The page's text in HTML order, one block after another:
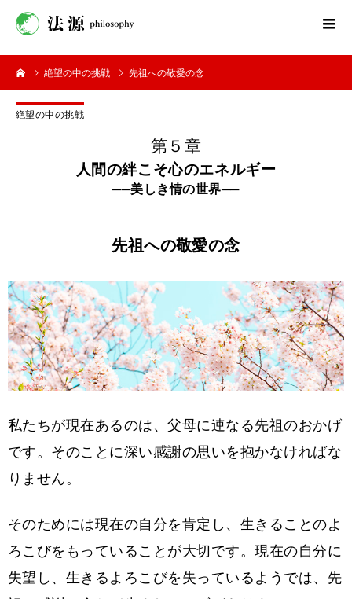
絶望の中の挑戦 先祖への敬愛の念
絶望の中の挑戦
第５章
人間の絆こそ心のエネルギー
──美しき情の世界──
先祖への敬愛の念
私たちが現在あるのは、父母に連なる先祖のおかげ
です。そのことに深い感謝の思いを抱かなければな
りません。
そのためには現在の自分を肯定し、生きることのよ
ろこびをもっていることが大切です。現在の自分に
失望し、生きるよろこびを失っているようでは、先